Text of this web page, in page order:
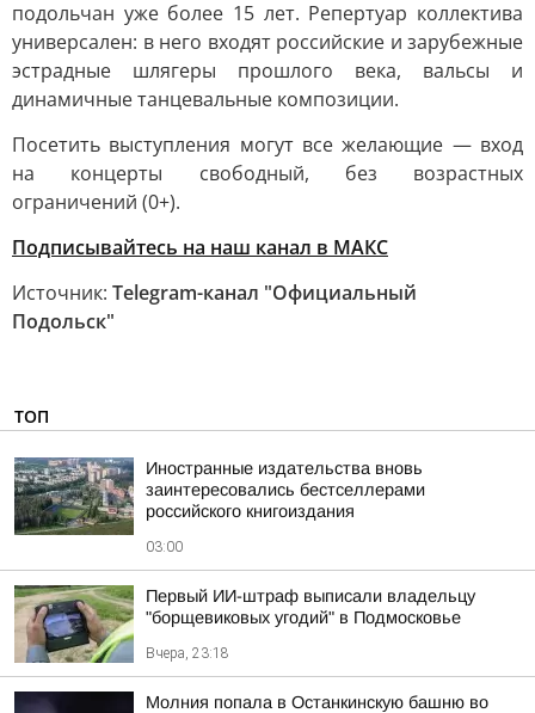
подольчан уже более 15 лет. Репертуар коллектива
универсален: в него входят российские и зарубежные
эстрадные шлягеры прошлого века, вальсы и
динамичные танцевальные композиции.
Посетить выступления могут все желающие — вход
на концерты свободный, без возрастных
ограничений (0+).
Подписывайтесь на наш канал в МАКС
Источник: Telegram-канал "Официальный
Подольск"
ТОП
Иностранные издательства вновь
заинтересовались бестселлерами
российского книгоиздания
03:00
Первый ИИ-штраф выписали владельцу
"борщевиковых угодий" в Подмосковье
Вчера, 23:18
Молния попала в Останкинскую башню во